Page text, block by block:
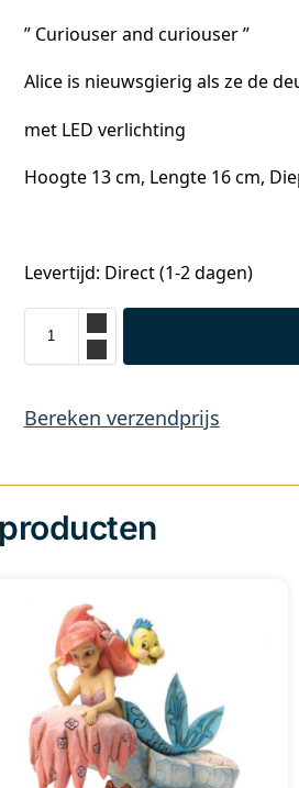
” Curiouser and curiouser ”
Alice is nieuwsgierig als ze de
met LED verlichting
Hoogte 13 cm, Lengte 16 cm,
Levertijd: Direct (1-2 dagen)
Bereken verzendprijs